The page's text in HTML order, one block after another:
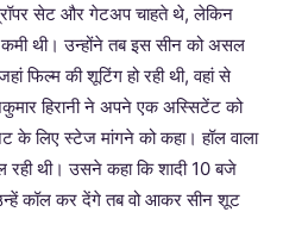
सेट और गेटअप चाहते थे, लेकिन
थी। उन्होंने तब इस सीन को असल
फिल्म की शूटिंग हो रही थी, वहां से
हिरानी ने अपने एक अस्सिटेंट को
के लिए स्टेज मांगने को कहा। हॉल वाला
रही थी। उसने कहा कि शादी 10 बजे
कॉल कर देंगे तब वो आकर सीन शूट